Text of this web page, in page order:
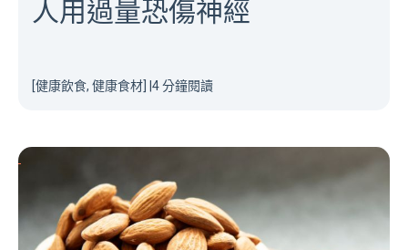
人用過量恐傷神經
[健康飲食, 健康食材] 4 分鐘閱讀